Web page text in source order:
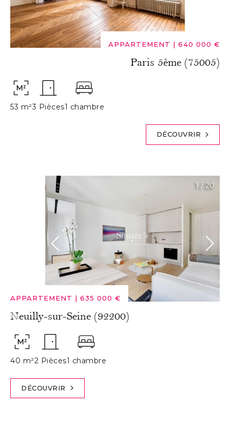
APPARTEMENT | 640 000 €
Paris 5ème (75005)
53 m²3 Pièces1 chambre
DÉCOUVRIR
1 /20
APPARTEMENT | 635 000 €
Neuilly-sur-Seine (92200)
40 m²2 Pièces1 chambre
DÉCOUVRIR